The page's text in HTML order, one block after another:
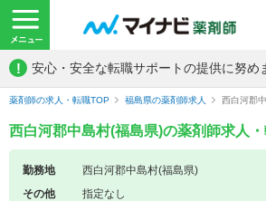
! 安心・安全な転職サポートの提供に努め
薬剤師の求人・転職TOP 福島県の薬剤師求人 西白河郡
西白河郡中島村(福島県)の薬剤師求人
勤務地
西白河郡中島村(福島県)
その他
指定なし